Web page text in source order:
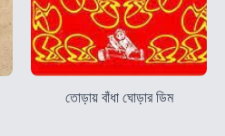
তোড়ায় বাঁধা ঘোড়ার ডিম